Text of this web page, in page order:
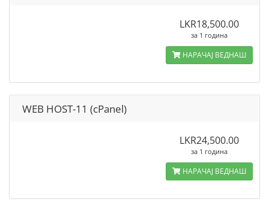
LKR18,500.00
за 1 година
НАРАЧАЈ ВЕДНАШ
WEB HOST-11 (cPanel)
LKR24,500.00
за 1 година
НАРАЧАЈ ВЕДНАШ